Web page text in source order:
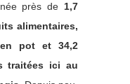
près de 1,7
alimentaires,
pot et 34,2
traitées ici au